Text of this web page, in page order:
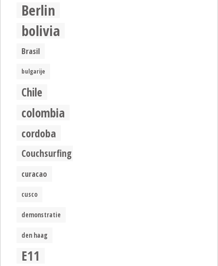
Berlin
bolivia
Brasil
bulgarije
Chile
colombia
cordoba
Couchsurfing
curacao
cusco
demonstratie
den haag
E11